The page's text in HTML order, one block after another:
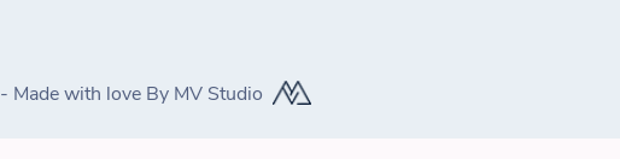
- Made with love By MV Studio